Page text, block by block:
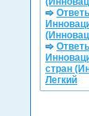
стран
Легкий